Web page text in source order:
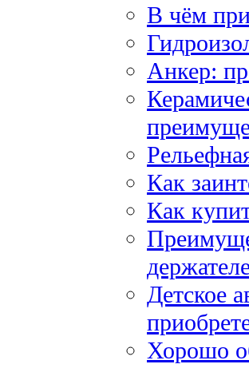
В чём
Анкер:
Как
Как
Детское
Хорошо